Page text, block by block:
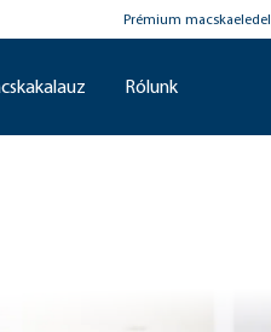
Prémium macskaeledel
Rólunk